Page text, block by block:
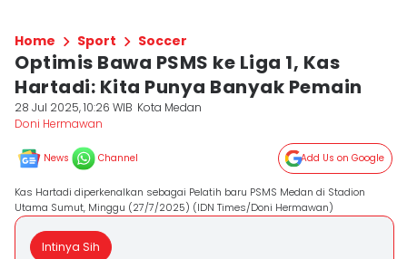
Home Sport Soccer
Optimis Bawa PSMS ke Liga 1, Kas
Hartadi: Kita Punya Banyak Pemain
28 Jul 2025, 10:26 WIB Kota Medan
Doni Hermawan
News Channel Add Us on Google
Kas Hartadi diperkenalkan sebagai Pelatih baru PSMS Medan di Stadion
Utama Sumut, Minggu (27/7/2025) (IDN Times/Doni Hermawan)
Intinya Sih